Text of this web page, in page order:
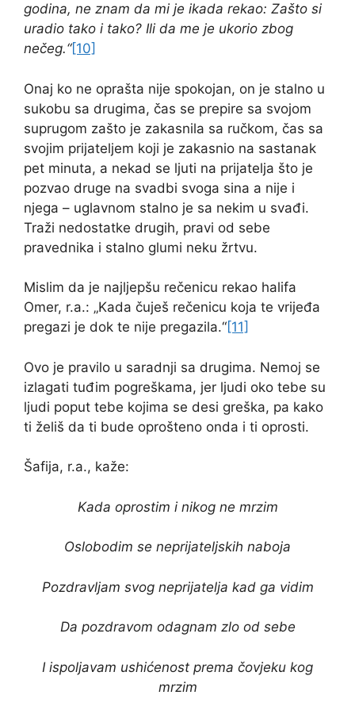
godina, ne znam da mi je ikada rekao: Zašto si
uradio tako i tako? Ili da me je ukorio zbog
nečeg.“[10]
Onaj ko ne oprašta nije spokojan, on je stalno u
sukobu sa drugima, čas se prepire sa svojom
suprugom zašto je zakasnila sa ručkom, čas sa
svojim prijateljem koji je zakasnio na sastanak
pet minuta, a nekad se ljuti na prijatelja što je
pozvao druge na svadbi svoga sina a nije i
njega – uglavnom stalno je sa nekim u svađi.
Traži nedostatke drugih, pravi od sebe
pravednika i stalno glumi neku žrtvu.
Mislim da je najljepšu rečenicu rekao halifa
Omer, r.a.: „Kada čuješ rečenicu koja te vrijeđa
pregazi je dok te nije pregazila.“[11]
Ovo je pravilo u saradnji sa drugima. Nemoj se
izlagati tuđim pogreškama, jer ljudi oko tebe su
ljudi poput tebe kojima se desi greška, pa kako
ti želiš da ti bude oprošteno onda i ti oprosti.
Šafija, r.a., kaže:
Kada oprostim i nikog ne mrzim
Oslobodim se neprijateljskih naboja
Pozdravljam svog neprijatelja kad ga vidim
Da pozdravom odagnam zlo od sebe
I ispoljavam ushićenost prema čovjeku kog
mrzim